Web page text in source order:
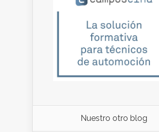
Nuestro otro blog